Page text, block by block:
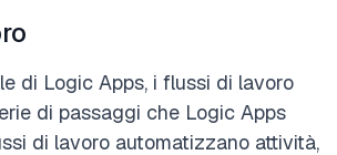
di Logic Apps, i flussi di lavoro
di passaggi che Logic Apps
di lavoro automatizzano attività,